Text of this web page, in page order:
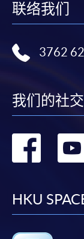
联络我们
3762
我们的社
转
HKU